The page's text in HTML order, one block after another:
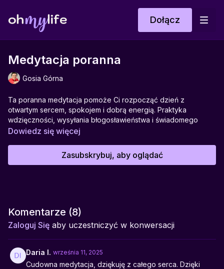
Dołącz
Medytacja poranna
Gosia Górna
Ta poranna medytacja pomoże Ci rozpocząć dzień z
otwartym sercem, spokojem i dobrą energią. Praktyka
wdzięczności, wysyłania błogosławieństwa i świadomego
wypełniania dnia światłem sprawi, że poczujesz się pełna
która podnosi wibracje, wzmacnia intuicję i pomaga zauważać
dobro w codzienności.
wewnętrznego spokoju.
Idealna do:
Porannego rozpoczęcia dnia, pracy z wdzięcznością,
wzmocnienia intuicji, uważnego wejścia w dzień pełen dobra.
Dowiedz się więcej
Zasubskrybuj, aby oglądać
Komentarze (8)
Zaloguj Się aby uczestniczyć w konwersacji
Daria I. września 11, 2025
Cudowna medytacja, dziękuję z całego serca. Dzięki